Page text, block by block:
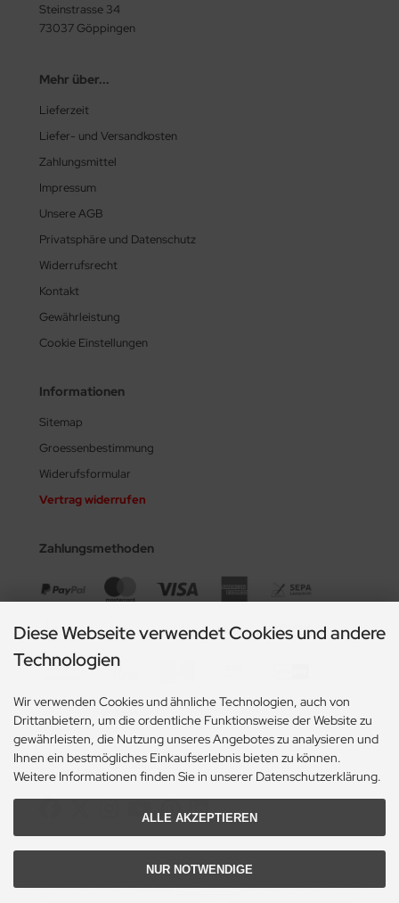
Steinstrasse 34
73037 Göppingen
Mehr über...
Lieferzeit
Liefer- und Versandkosten
Zahlungsmittel
Impressum
Unsere AGB
Privatsphäre und Datenschutz
Widerrufsrecht
Kontakt
Gewährleistung
Cookie Einstellungen
Informationen
Sitemap
Groessenbestimmung
Widerufsformular
Vertrag widerrufen
Zahlungsmethoden
Social Media
Alle Preise inkl. gesetzl. MwSt. zzgl.Versandkosten. Die durchgestrichenen Preise
Diese Webseite verwendet Cookies und andere
Technologien
Wir verwenden Cookies und ähnliche Technologien, auch von
Drittanbietern, um die ordentliche Funktionsweise der Website zu
gewährleisten, die Nutzung unseres Angebotes zu analysieren und
Ihnen ein bestmögliches Einkaufserlebnis bieten zu können.
Weitere Informationen finden Sie in unserer Datenschutzerklärung.
ALLE AKZEPTIEREN
NUR NOTWENDIGE